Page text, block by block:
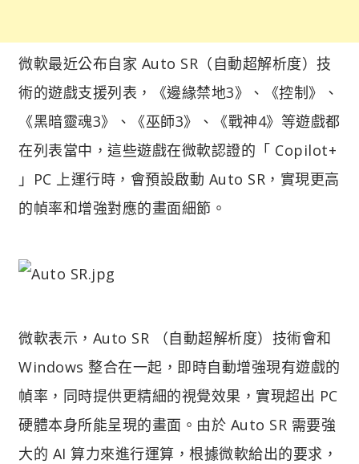
微軟最近公布自家 Auto SR（自動超解析度）技
術的遊戲支援列表，《邊緣禁地3》、《控制》、
《黑暗靈魂3》、《巫師3》、《戰神4》等遊戲都
在列表當中，這些遊戲在微軟認證的「 Copilot+
」PC 上運行時，會預設啟動 Auto SR，實現更高
的幀率和增強對應的畫面細節。
微軟表示，Auto SR （自動超解析度）技術會和
Windows 整合在一起，即時自動增強現有遊戲的
幀率，同時提供更精細的視覺效果，實現超出 PC
硬體本身所能呈現的畫面。由於 Auto SR 需要強
大的 AI 算力來進行運算，根據微軟給出的要求，